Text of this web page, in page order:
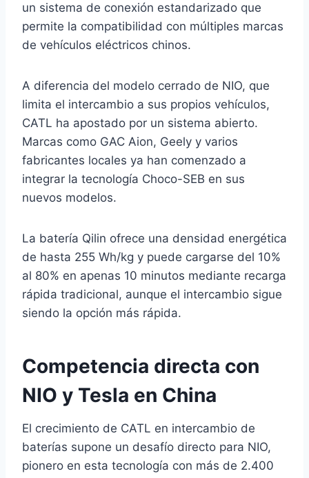
un sistema de conexión estandarizado que
permite la compatibilidad con múltiples marcas
de vehículos eléctricos chinos.
A diferencia del modelo cerrado de NIO, que
limita el intercambio a sus propios vehículos,
CATL ha apostado por un sistema abierto.
Marcas como GAC Aion, Geely y varios
fabricantes locales ya han comenzado a
integrar la tecnología Choco-SEB en sus
nuevos modelos.
La batería Qilin ofrece una densidad energética
de hasta 255 Wh/kg y puede cargarse del 10%
al 80% en apenas 10 minutos mediante recarga
rápida tradicional, aunque el intercambio sigue
siendo la opción más rápida.
Competencia directa con
NIO y Tesla en China
El crecimiento de CATL en intercambio de
baterías supone un desafío directo para NIO,
pionero en esta tecnología con más de 2.400